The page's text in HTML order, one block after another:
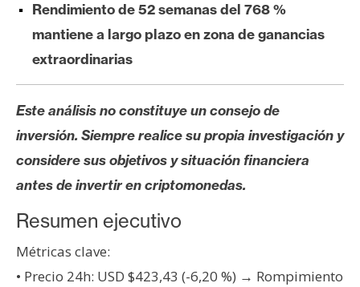
N
o
t
d
e
P
r
e
n
a
Rendimiento de 52 semanas del 768 %
mantiene a largo plazo en zona de ganancias
extraordinarias
Este análisis no constituye un consejo de
inversión. Siempre realice su propia investigación y
considere sus objetivos y situación financiera
antes de invertir en criptomonedas.
Resumen ejecutivo
Métricas clave:
• Precio 24h: USD $423,43 (-6,20 %) → Rompimiento